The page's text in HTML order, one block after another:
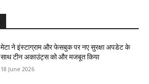
मेटा ने इंस्टाग्राम और फेसबुक पर नए सुरक्षा अपडेट के
साथ टीन अकाउंट्स को और मजबूत किया
18 June 2026